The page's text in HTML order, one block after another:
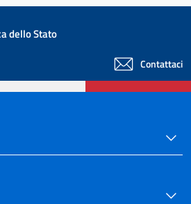
dello Stato
Contattaci